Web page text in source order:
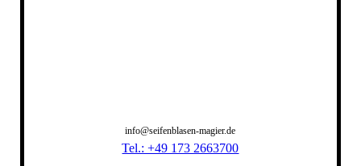
info@seifenblasen-magier.de
Tel.: +49 173 2663700